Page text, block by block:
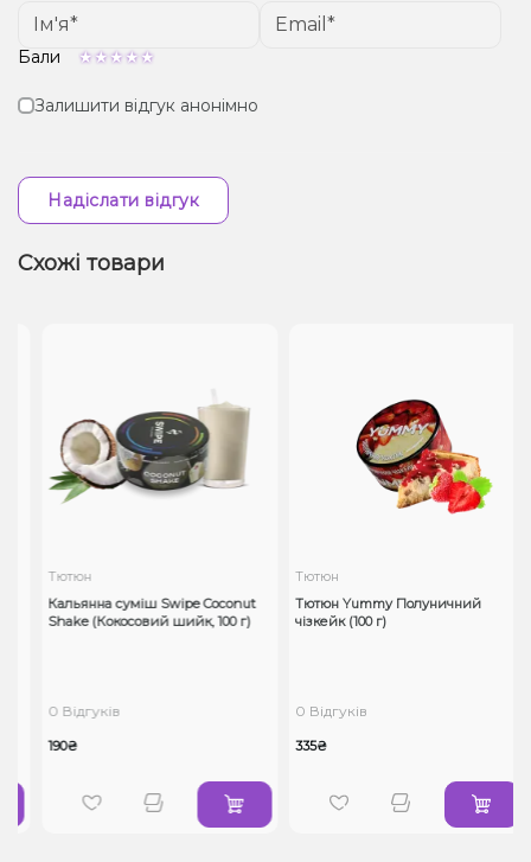
Бали
Залишити відгук анонімно
Надіслати відгук
Схожі товари
Тютюн
Кальянна суміш Swipe Coconut
Shake (Кокосовий шийк, 100 г)
0 Відгуків
190₴
Тютюн
Тютюн Yummy Полуничний
чізкейк (100 г)
0 Відгуків
335₴